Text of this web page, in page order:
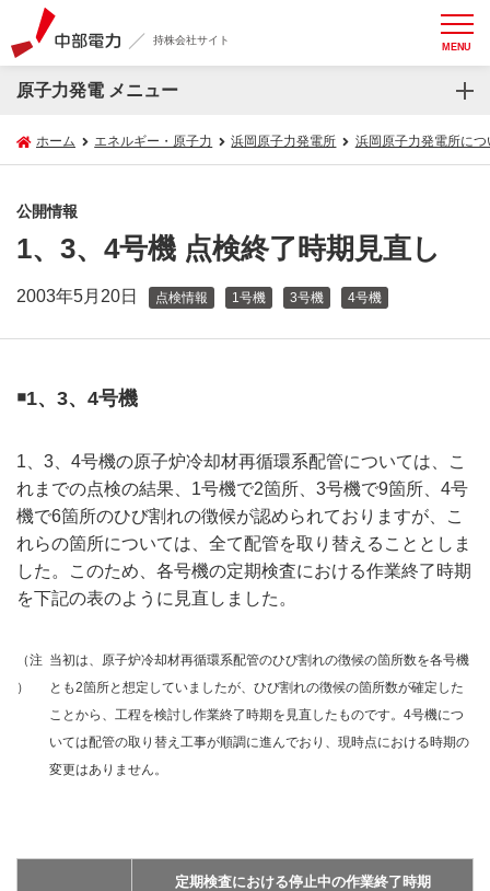
持株会社サイト MENU
原子力発電 メニュー
ホーム エネルギー・原子力 浜岡原子力発電所 浜岡原子力発電所につ
公開情報
1、3、4号機 点検終了時期見直し
2003年5月20日 点検情報 1号機 3号機 4号機
￭1、3、4号機
1、3、4号機の原子炉冷却材再循環系配管については、こ
れまでの点検の結果、1号機で2箇所、3号機で9箇所、4号
機で6箇所のひび割れの徴候が認められておりますが、こ
れらの箇所については、全て配管を取り替えることとしま
した。このため、各号機の定期検査における作業終了時期
を下記の表のように見直しました。
（注
）
当初は、原子炉冷却材再循環系配管のひび割れの徴候の箇所数を各号機
とも2箇所と想定していましたが、ひび割れの徴候の箇所数が確定した
ことから、工程を検討し作業終了時期を見直したものです。4号機につ
いては配管の取り替え工事が順調に進んでおり、現時点における時期の
変更はありません。
定期検査における停止中の作業終了時期